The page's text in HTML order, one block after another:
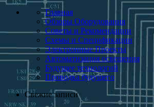
Главная
Обзоры Оборудования
Советы и Рекомендации
Схемы и Спецификации
Электронные Проекты
Автоматизация освещения
Будущее технологий
Проводка будущего
Свежие записи